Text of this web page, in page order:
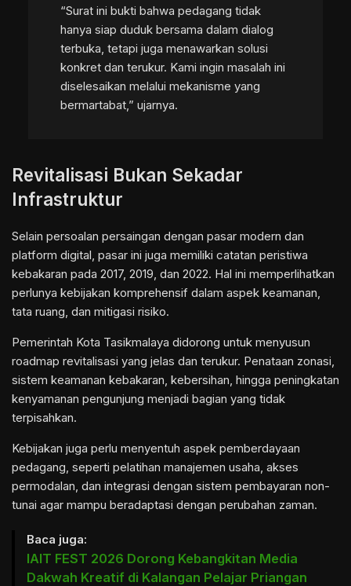
“Surat ini bukti bahwa pedagang tidak
hanya siap duduk bersama dalam dialog
terbuka, tetapi juga menawarkan solusi
konkret dan terukur. Kami ingin masalah ini
diselesaikan melalui mekanisme yang
bermartabat,” ujarnya.
Revitalisasi Bukan Sekadar
Infrastruktur
Selain persoalan persaingan dengan pasar modern dan
platform digital, pasar ini juga memiliki catatan peristiwa
kebakaran pada 2017, 2019, dan 2022. Hal ini memperlihatkan
perlunya kebijakan komprehensif dalam aspek keamanan,
tata ruang, dan mitigasi risiko.
Pemerintah Kota Tasikmalaya didorong untuk menyusun
roadmap revitalisasi yang jelas dan terukur. Penataan zonasi,
sistem keamanan kebakaran, kebersihan, hingga peningkatan
kenyamanan pengunjung menjadi bagian yang tidak
terpisahkan.
Kebijakan juga perlu menyentuh aspek pemberdayaan
pedagang, seperti pelatihan manajemen usaha, akses
permodalan, dan integrasi dengan sistem pembayaran non-
tunai agar mampu beradaptasi dengan perubahan zaman.
Baca juga:
IAIT FEST 2026 Dorong Kebangkitan Media
Dakwah Kreatif di Kalangan Pelajar Priangan